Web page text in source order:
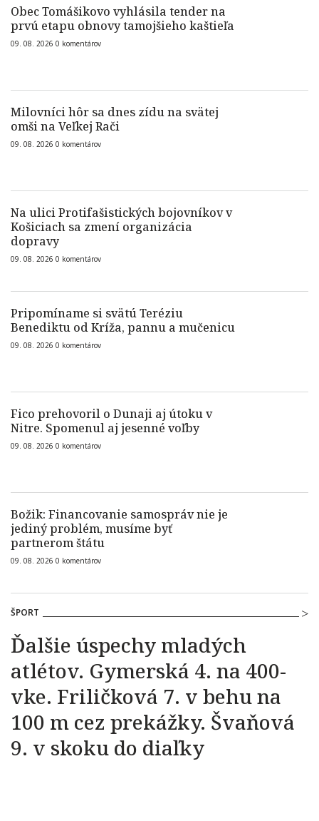
Obec Tomášikovo vyhlásila tender na
prvú etapu obnovy tamojšieho kaštieľa
09. 08. 2026 0 komentárov
Milovníci hôr sa dnes zídu na svätej
omši na Veľkej Rači
09. 08. 2026 0 komentárov
Na ulici Protifašistických bojovníkov v
Košiciach sa zmení organizácia
dopravy
09. 08. 2026 0 komentárov
Pripomíname si svätú Teréziu
Benediktu od Kríža, pannu a mučenicu
09. 08. 2026 0 komentárov
Fico prehovoril o Dunaji aj útoku v
Nitre. Spomenul aj jesenné voľby
09. 08. 2026 0 komentárov
Božik: Financovanie samospráv nie je
jediný problém, musíme byť
partnerom štátu
09. 08. 2026 0 komentárov
ŠPORT